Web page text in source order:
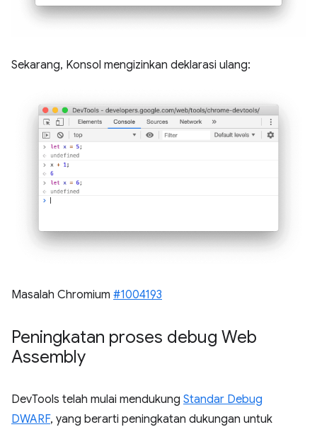
Sekarang, Konsol mengizinkan deklarasi ulang:
Masalah Chromium #1004193
Peningkatan proses debug Web
Assembly
DevTools telah mulai mendukung Standar Debug
DWARF, yang berarti peningkatan dukungan untuk